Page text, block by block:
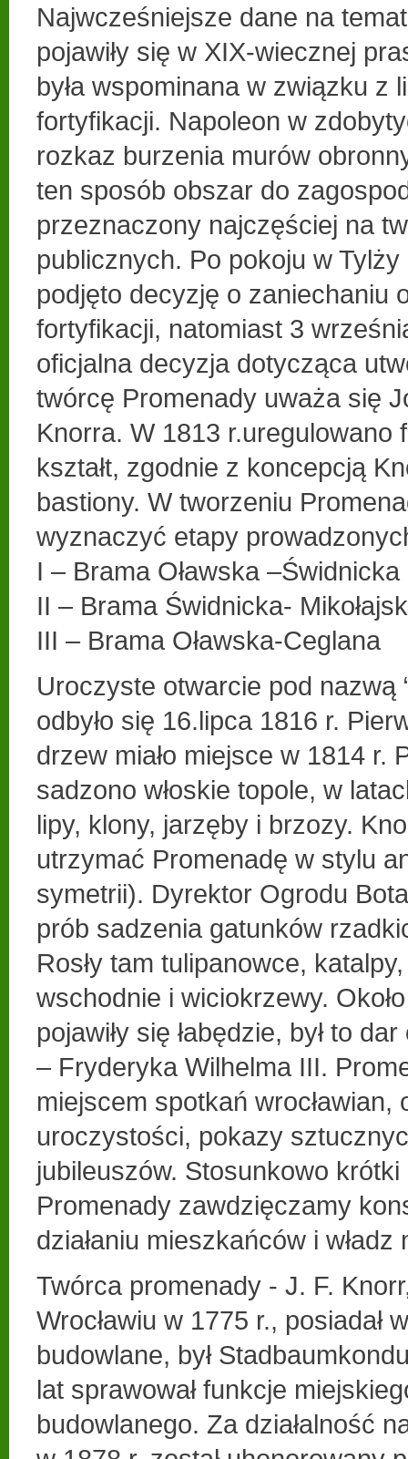
Najwcześniejsze dane na
pojawiły się w XIX-wiecznej
była wspominana w związku z
fortyfikacji. Napoleon w
rozkaz burzenia murów
ten sposób obszar do
przeznaczony najczęściej na
publicznych. Po pokoju w
podjęto decyzję o zaniechaniu
fortyfikacji, natomiast 3
oficjalna decyzja dotycząca
twórcę Promenady uważa się
Knorra. W 1813 r.uregulowano
kształt, zgodnie z koncepcją
bastiony. W tworzeniu
wyznaczyć etapy
I – Brama Oławska –Świdnicka
II – Brama Świdnicka-
III – Brama Oławska-Ceglana
Uroczyste otwarcie pod nazwą
odbyło się 16.lipca 1816 r.
drzew miało miejsce w 1814 r.
sadzono włoskie topole, w
lipy, klony, jarzęby i brzozy.
utrzymać Promenadę w stylu
symetrii). Dyrektor Ogrodu
prób sadzenia gatunków
Rosły tam tulipanowce,
wschodnie i wiciokrzewy.
pojawiły się łabędzie, był to
– Fryderyka Wilhelma III.
miejscem spotkań wrocławian,
uroczystości, pokazy
jubileuszów. Stosunkowo
Promenady zawdzięczamy
działaniu mieszkańców i władz
Twórca promenady - J. F.
Wrocławiu w 1775 r., posiadał
budowlane, był
lat sprawował funkcje
budowlanego. Za działalność